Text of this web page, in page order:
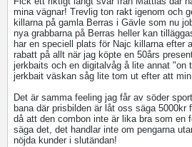
mina vägnar! Trevlig ton rakt igenom och
killarna på gamla Berras i Gävle som nu
nya grabbarna på Berras heller kan
har en speciell plats för Najc killarna efter
rabatt på allt när jag köpte en 50års
jerkbaits och en digitalvåg å lite annat "on
jerkbait väskan såg lite tom ut efter att
Det är samma feeling jag får av söder
bana där prisbilden är låt oss säga 5000kr
då att den combon inte är lika bra som en
säga det, det handlar inte om pengarna
nöjda kunder i slutändan!